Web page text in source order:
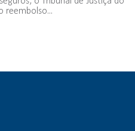
reembolso...